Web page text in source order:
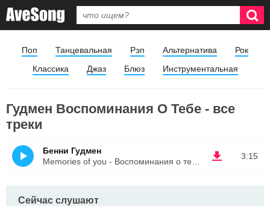
Поп Танцевальная Рэп Альтернатива
Рок
Классика
Джаз Блюз Инструментальная
Гудмен Воспоминания О Тебе - все
треки
3:15
Бенни Гудмен
Сейчас слушают